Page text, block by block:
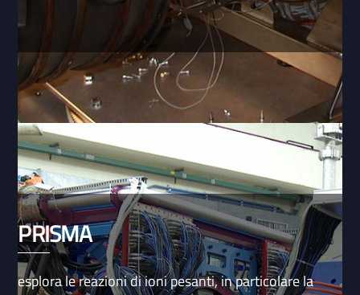
PRISMA
esplora le reazioni di ioni pesanti, in particolare la